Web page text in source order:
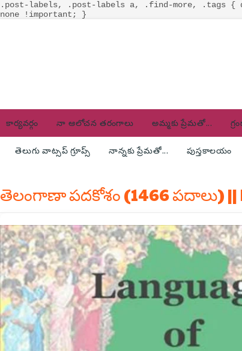
.post-labels, .post-labels a, .find-more, .tags {
none !important; }
కార్యవర్గం నా ఆలోచన తరంగాలు అమ్మకు ప్రేమతో...
తెలుగు వాట్సప్ గ్రూప్స్ నాన్నకు ప్రేమతో... పుస్తకాలయం
తెలంగాణా పదకోశం (1466 పదాలు) ||